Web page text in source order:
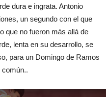
dura e ingrata. Antonio
un segundo con el que
que no fueron más allá de
lenta en su desarrollo, se
para un Domingo de Ramos
común..